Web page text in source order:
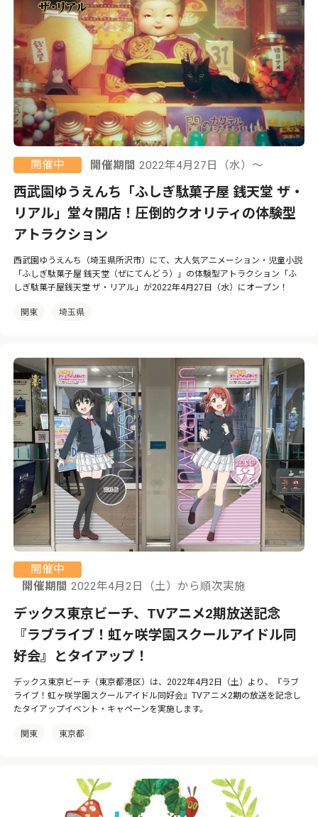
開催中 開催期間 2022年4月27日（水）〜
西武園ゆうえんち「ふしぎ駄菓子屋 銭天堂 ザ・
リアル」堂々開店！圧倒的クオリティの体験型
アトラクション
西武園ゆうえんち（埼玉県所沢市）にて、大人気アニメーション・児童小説
「ふしぎ駄菓子屋 銭天堂（ぜにてんどう）」の体験型アトラクション「ふ
しぎ駄菓子屋銭天堂 ザ・リアル」が2022年4月27日（水）にオープン！
関東 埼玉県
開催中
開催期間 2022年4月2日（土）から順次実施
デックス東京ビーチ、TVアニメ2期放送記念
『ラブライブ！虹ヶ咲学園スクールアイドル同
好会』とタイアップ！
デックス東京ビーチ（東京都港区）は、2022年4月2日（土）より、『ラブ
ライブ！虹ヶ咲学園スクールアイドル同好会』TVアニメ2期の放送を記念し
たタイアップイベント・キャペーンを実施します。
関東 東京都